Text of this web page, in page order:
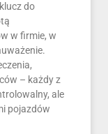
do
w firmie, w
– każdy z
ale
pojazdów